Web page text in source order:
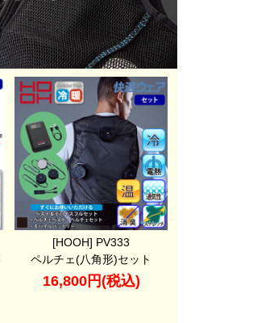
[HOOH] PV333
ペルチェ(八角形)セット
16,800円(税込)